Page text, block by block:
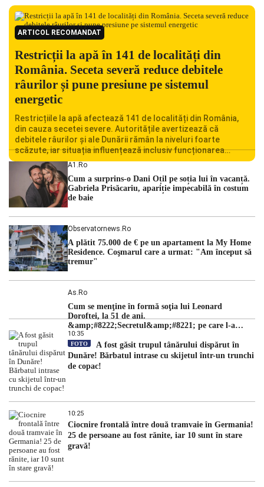
ARTICOL RECOMANDAT
Restricții la apă în 141 de localități din
România. Seceta severă reduce debitele
râurilor și pune presiune pe sistemul
energetic
Restricțiile la apă afectează 141 de localități din România,
din cauza secetei severe. Autoritățile avertizează că
debitele râurilor și ale Dunării rămân la niveluri foarte
scăzute, iar situația influențează inclusiv funcționarea
Centralei Nucleare de la Cernavodă. România se confruntă
cu una dintre cele mai dificile perioade din punct de vedere
hidrologic din ultimii ani. Lipsa […]
A1.ro
Cum a surprins-o Dani Oțil pe soția lui în vacanță.
Gabriela Prisăcariu, apariție impecabilă în costum
de baie
Observatornews.ro
A plătit 75.000 de € pe un apartament la My Home
Residence. Coşmarul care a urmat: "Am început să
tremur"
As.ro
Cum se menţine în formă soţia lui Leonard
Doroftei, la 51 de ani.
&amp;#8222;Secretul&amp;#8221; pe care l-a
dezvăluit
10:35
FOTO
A fost găsit trupul tânărului dispărut în
Dunăre! Bărbatul intrase cu skijetul într-un trunchi
de copac!
10:25
Ciocnire frontală între două tramvaie în Germania!
25 de persoane au fost rănite, iar 10 sunt în stare
gravă!